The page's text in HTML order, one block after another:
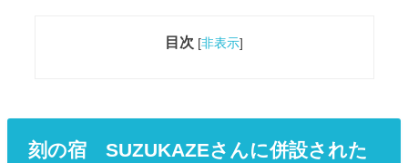
目次 [非表示]
刻の宿 SUZUKAZEさんに併設された